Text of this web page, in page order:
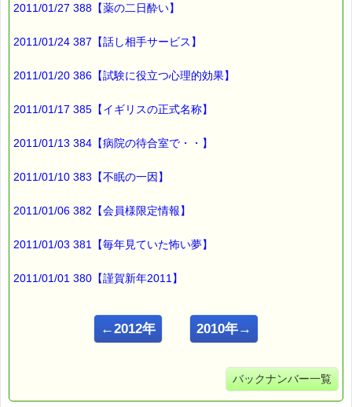
2011/01/27 388【薬の二日酔い】
2011/01/24 387【話し相手サービス】
2011/01/20 386【試験に役立つ心理的効果】
2011/01/17 385【イギリスの正式名称】
2011/01/13 384【病院の待合室で・・】
2011/01/10 383【不眠の一因】
2011/01/06 382【会員様限定情報】
2011/01/03 381【毎年見ていた怖い夢】
2011/01/01 380【謹賀新年2011】
←2012年 2010年→
バックナンバー一覧